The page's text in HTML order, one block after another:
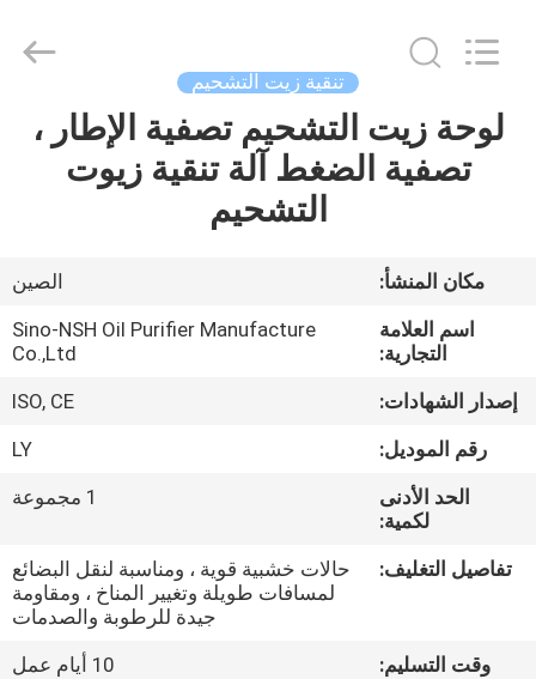
الصفحة
الرئيسية
معلومات
جولة
Manufacture
Rights
Reserved.
تنقية زيت التشحيم
لوحة زيت التشحيم تصفية الإطار ،
تصفية الضغط آلة تنقية زيوت
التشحيم
مكان المنشأ:
الصين
اسم العلامة
التجارية:
Sino-NSH Oil Purifier Manufacture
Co.,Ltd
إصدار الشهادات:
ISO, CE
رقم الموديل:
LY
الحد الأدنى
لكمية:
1 مجموعة
تفاصيل التغليف:
حالات خشبية قوية ، ومناسبة لنقل البضائع
لمسافات طويلة وتغيير المناخ ، ومقاومة
جيدة للرطوبة والصدمات
وقت التسليم:
10 أيام عمل